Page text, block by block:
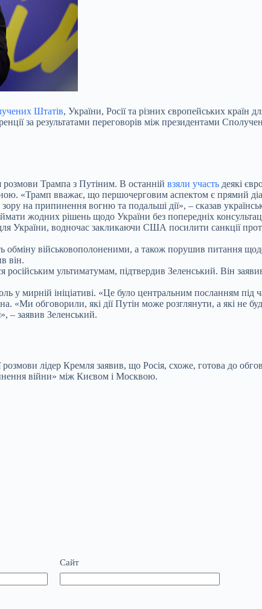
Штатів, України, Росії та різних європейських країн
за результатами переговорів між президентами
розмови Трампа з Путіним. В останній взяли участь деякі
«Трамп вважає, що першочерговим аспектом є прямий
на припинення вогню та подальші дії», – сказав
жодних рішень щодо України без попередніх
України, водночас закликаючи США посилити санкції
обміну військовополоненими, а також порушив питання
він.
російським ультиматумам, підтвердив Зеленський. Він
мирній ініціативі. «Це було центральним посланням під
«Ми обговорили, які дії Путін може розглянути, а які не
– заявив Зеленський.
розмови лідер Кремля заявив, що Росія, схоже, готова до
війни» між Києвом і Москвою.
Сайт